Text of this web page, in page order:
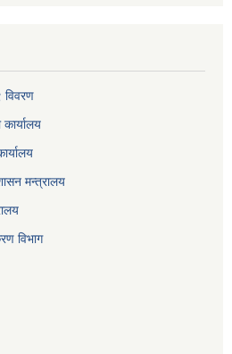
विवरण
कार्यालय
मन्त्रालय
विभाग